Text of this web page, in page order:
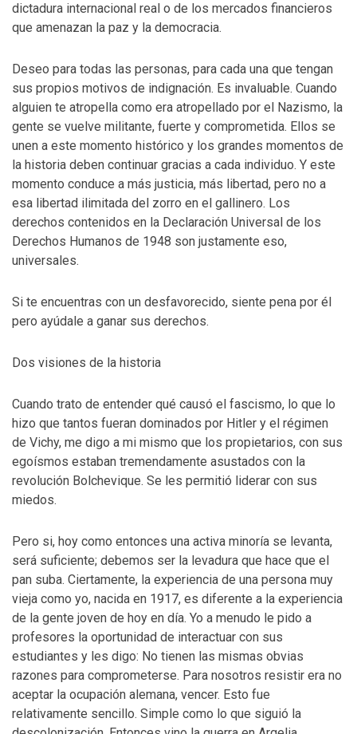
dictadura internacional real o de los mercados financieros
que amenazan la paz y la democracia.
Deseo para todas las personas, para cada una que tengan
sus propios motivos de indignación. Es invaluable. Cuando
alguien te atropella como era atropellado por el Nazismo, la
gente se vuelve militante, fuerte y comprometida. Ellos se
unen a este momento histórico y los grandes momentos de
la historia deben continuar gracias a cada individuo. Y este
momento conduce a más justicia, más libertad, pero no a
esa libertad ilimitada del zorro en el gallinero. Los
derechos contenidos en la Declaración Universal de los
Derechos Humanos de 1948 son justamente eso,
universales.
Si te encuentras con un desfavorecido, siente pena por él
pero ayúdale a ganar sus derechos.
Dos visiones de la historia
Cuando trato de entender qué causó el fascismo, lo que lo
hizo que tantos fueran dominados por Hitler y el régimen
de Vichy, me digo a mi mismo que los propietarios, con sus
egoísmos estaban tremendamente asustados con la
revolución Bolchevique. Se les permitió liderar con sus
miedos.
Pero si, hoy como entonces una activa minoría se levanta,
será suficiente; debemos ser la levadura que hace que el
pan suba. Ciertamente, la experiencia de una persona muy
vieja como yo, nacida en 1917, es diferente a la experiencia
de la gente joven de hoy en día. Yo a menudo le pido a
profesores la oportunidad de interactuar con sus
estudiantes y les digo: No tienen las mismas obvias
razones para comprometerse. Para nosotros resistir era no
aceptar la ocupación alemana, vencer. Esto fue
relativamente sencillo. Simple como lo que siguió la